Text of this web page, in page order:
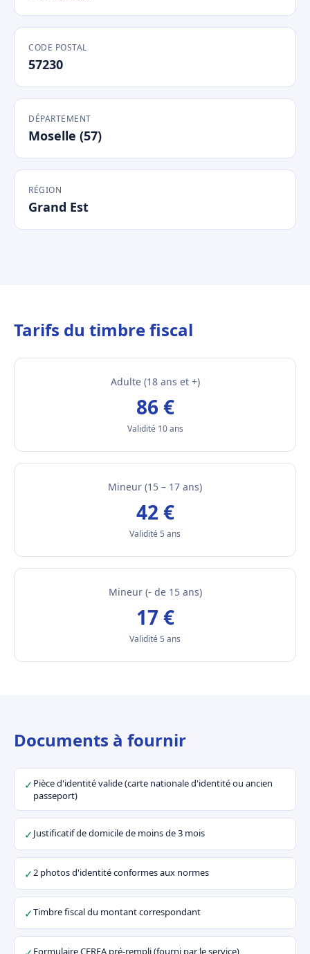
CODE POSTAL
57230
DÉPARTEMENT
Moselle (57)
RÉGION
Grand Est
Tarifs du timbre fiscal
Adulte (18 ans et +)
86 €
Validité 10 ans
Mineur (15 – 17 ans)
42 €
Validité 5 ans
Mineur (- de 15 ans)
17 €
Validité 5 ans
Documents à fournir
✓ Pièce d'identité valide (carte nationale d'identité ou ancien
passeport)
✓Justificatif de domicile de moins de 3 mois
✓2 photos d'identité conformes aux normes
✓Timbre fiscal du montant correspondant
Formulaire CERFA pré-rempli (fourni par le service)